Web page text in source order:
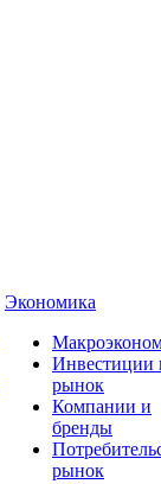
Экономика
Инвестиции
рынок
Компании и
бренды
рынок